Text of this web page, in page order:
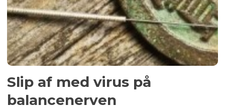
Slip af med virus på
balancenerven